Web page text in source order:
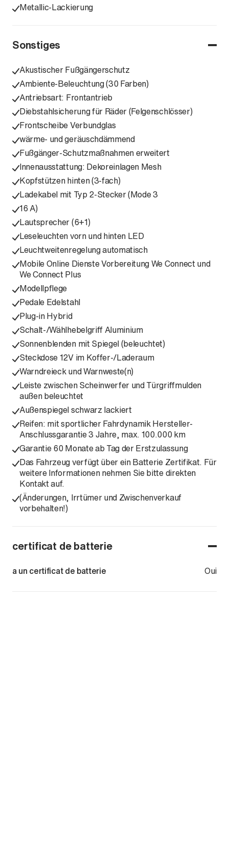
Metallic-Lackierung
Sonstiges
Akustischer Fußgängerschutz
Ambiente-Beleuchtung (30 Farben)
Antriebsart: Frontantrieb
Diebstahlsicherung für Räder (Felgenschlösser)
Frontscheibe Verbundglas
wärme- und geräuschdämmend
Fußgänger-Schutzmaßnahmen erweitert
Innenausstattung: Dekoreinlagen Mesh
Kopfstützen hinten (3-fach)
Ladekabel mit Typ 2-Stecker (Mode 3
16 A)
Lautsprecher (6+1)
Leseleuchten vorn und hinten LED
Leuchtweitenregelung automatisch
Mobile Online Dienste Vorbereitung We Connect und
We Connect Plus
Modellpflege
Pedale Edelstahl
Plug-in Hybrid
Schalt-/Wählhebelgriff Aluminium
Sonnenblenden mit Spiegel (beleuchtet)
Steckdose 12V im Koffer-/Laderaum
Warndreieck und Warnweste(n)
Leiste zwischen Scheinwerfer und Türgriffmulden
außen beleuchtet
Außenspiegel schwarz lackiert
Reifen: mit sportlicher Fahrdynamik Hersteller-
Anschlussgarantie 3 Jahre, max. 100.000 km
Garantie 60 Monate ab Tag der Erstzulassung
Das Fahrzeug verfügt über ein Batterie Zertifikat. Für
weitere Informationen nehmen Sie bitte direkten
Kontakt auf.
(Änderungen, Irrtümer und Zwischenverkauf
vorbehalten!)
certificat de batterie
a un certificat de batterie Oui